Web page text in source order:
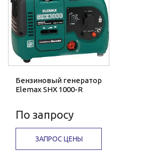
Бензиновый генератор
Elemax SHX 1000-R
По запросу
ЗАПРОС ЦЕНЫ